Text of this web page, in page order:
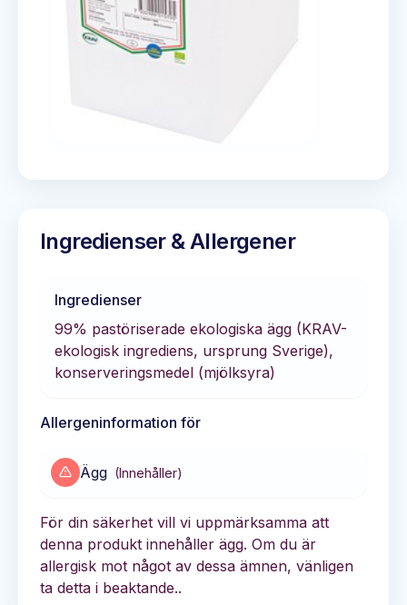
Ingredienser & Allergener
Ingredienser
99% pastöriserade ekologiska ägg (KRAV-
ekologisk ingrediens, ursprung Sverige),
konserveringsmedel (mjölksyra)
Allergeninformation för
Ägg (Innehåller)
För din säkerhet vill vi uppmärksamma att
denna produkt innehåller ägg. Om du är
allergisk mot något av dessa ämnen, vänligen
ta detta i beaktande..